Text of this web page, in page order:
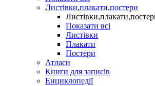
Листівки,плакати,постери
Показати всі
Листівки
Плакати
Постери
Атласи
Книги для записів
Енциклопедії